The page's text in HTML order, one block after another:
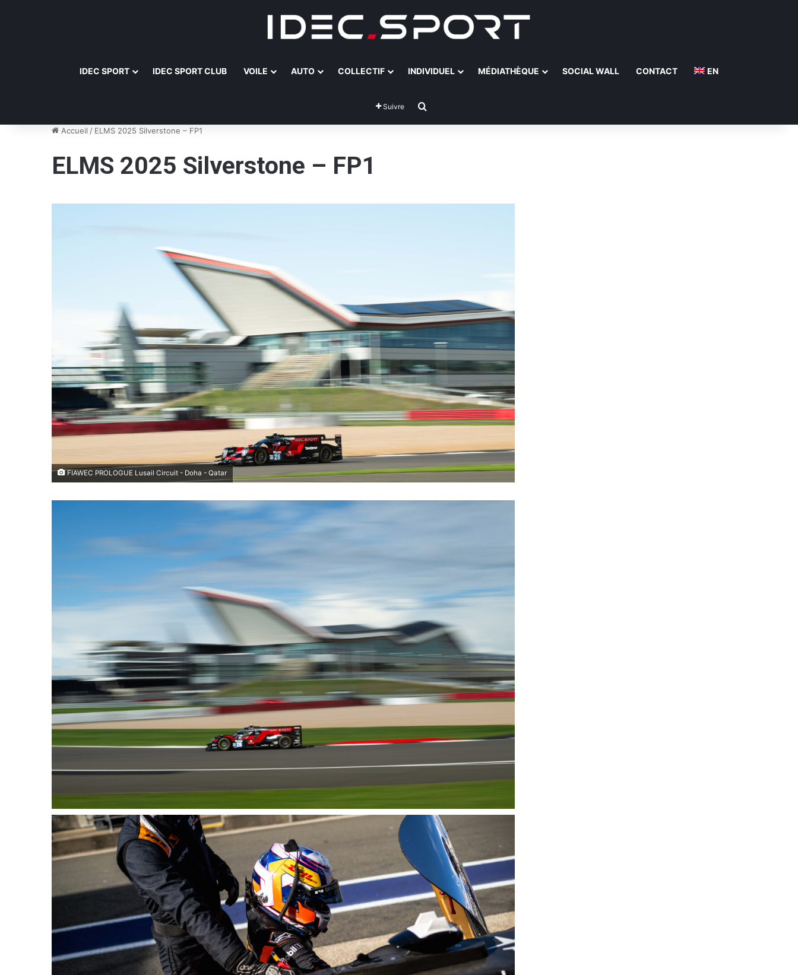
IDEC SPORT IDEC SPORT CLUB VOILE AUTO COLLECTIF INDIVIDUEL MÉDIATHÈQUE SOCIAL WALL CONTACT EN
Suivre
Accueil / ELMS 2025 Silverstone – FP1
ELMS 2025 Silverstone – FP1
FIAWEC PROLOGUE Lusail Circuit - Doha - Qatar